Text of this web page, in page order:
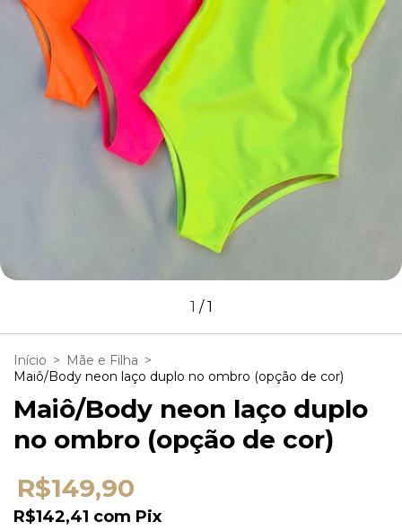
1 /1
Início > Mãe e Filha >
Maiô/Body neon laço duplo no ombro (opção de cor)
Maiô/Body neon laço duplo
no ombro (opção de cor)
R$149,90
R$142,41 com Pix